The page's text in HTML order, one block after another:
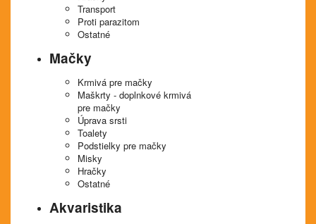
Transport
Proti parazitom
Ostatné
Mačky
Krmivá pre mačky
Maškrty - doplnkové krmivá
pre mačky
Úprava srsti
Toalety
Podstielky pre mačky
Misky
Hračky
Ostatné
Akvaristika